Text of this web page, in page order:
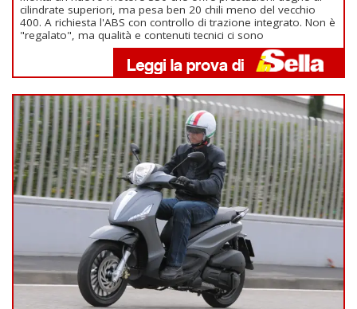
cilindrate superiori, ma pesa ben 20 chili meno del vecchio
400. A richiesta l'ABS con controllo di trazione integrato. Non è
"regalato", ma qualità e contenuti tecnici ci sono